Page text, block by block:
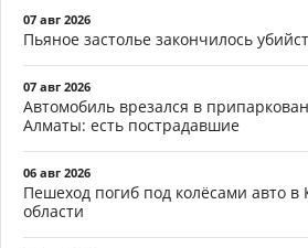
07 авг 2026
Пьяное застолье закончилось
07 авг 2026
Автомобиль врезался в
Алматы: есть пострадавшие
06 авг 2026
Пешеход погиб под колёсами авто в
области